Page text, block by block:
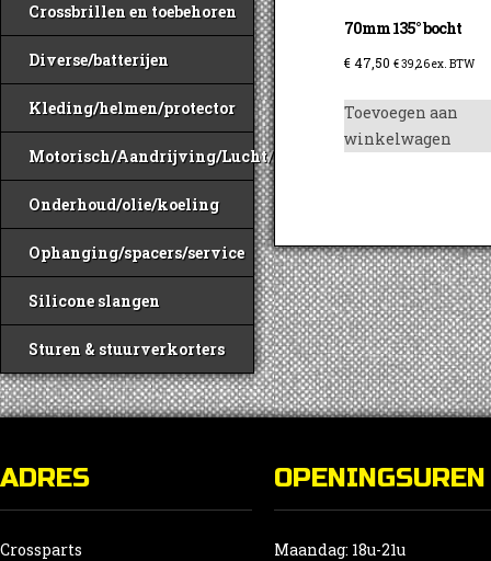
Crossbrillen en toebehoren
Diverse/batterijen
Kleding/helmen/protector
Motorisch/Aandrijving/Lucht/Benzine
Onderhoud/olie/koeling
Ophanging/spacers/service
Silicone slangen
Sturen & stuurverkorters
70mm 135° bocht
€47,50 €39,26ex. BTW
Toevoegen aan
winkelwagen
ADRES
Crossparts
OPENINGSUREN
Maandag: 18u-21u